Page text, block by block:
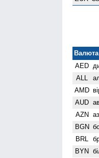
Валюта
AED
ALL
AMD
AUD
AZN
BGN
BRL
BYN